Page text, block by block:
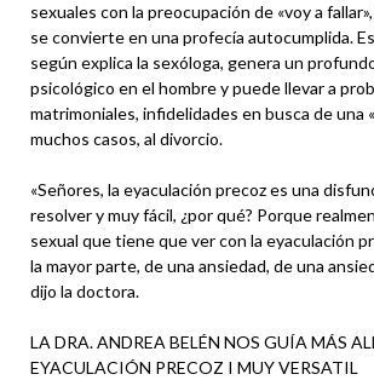
sexuales con la preocupación de «voy a
se convierte en una profecía autocumplida.
según explica la sexóloga, genera un
psicológico en el hombre y puede llevar a
matrimoniales, infidelidades en busca de una
muchos casos, al divorcio.
«Señores, la eyaculación precoz es una
resolver y muy fácil, ¿por qué? Porque
sexual que tiene que ver con la eyaculación
la mayor parte, de una ansiedad, de una
dijo la doctora.
LA DRA. ANDREA BELÉN NOS GUÍA MÁS
EYACULACIÓN PRECOZ I MUY VERSATIL